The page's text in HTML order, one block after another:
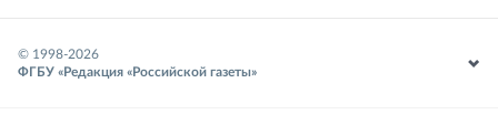
© 1998-2026
ФГБУ «Редакция «Российской газеты»